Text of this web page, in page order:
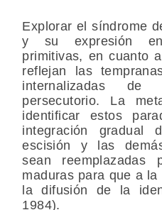
Explorar el síndrome
y su expresión
primitivas, en cuanto
reflejan las
internalizadas
persecutorio. La
identificar estos
integración
escisión y las
sean reemplazadas
maduras para que a
la difusión de la
1984).